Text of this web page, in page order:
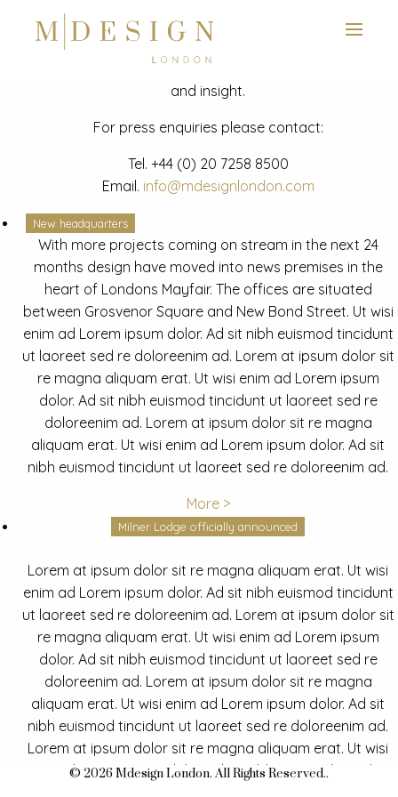
News
Latest mdesign development project and advisory news
and insight.
For press enquiries please contact:
Tel. +44 (0) 20 7258 8500
Email. info@mdesignlondon.com
New headquarters
With more projects coming on stream in the next 24
months design have moved into news premises in the
heart of Londons Mayfair. The offices are situated
between Grosvenor Square and New Bond Street. Ut wisi
enim ad Lorem ipsum dolor. Ad sit nibh euismod tincidunt
ut laoreet sed re doloreenim ad. Lorem at ipsum dolor sit
re magna aliquam erat. Ut wisi enim ad Lorem ipsum
dolor. Ad sit nibh euismod tincidunt ut laoreet sed re
doloreenim ad. Lorem at ipsum dolor sit re magna
aliquam erat. Ut wisi enim ad Lorem ipsum dolor. Ad sit
nibh euismod tincidunt ut laoreet sed re doloreenim ad.
More >
Milner Lodge officially announced
Lorem at ipsum dolor sit re magna aliquam erat. Ut wisi
enim ad Lorem ipsum dolor. Ad sit nibh euismod tincidunt
ut laoreet sed re doloreenim ad. Lorem at ipsum dolor sit
re magna aliquam erat. Ut wisi enim ad Lorem ipsum
dolor. Ad sit nibh euismod tincidunt ut laoreet sed re
doloreenim ad. Lorem at ipsum dolor sit re magna
aliquam erat. Ut wisi enim ad Lorem ipsum dolor. Ad sit
nibh euismod tincidunt ut laoreet sed re doloreenim ad.
Lorem at ipsum dolor sit re magna aliquam erat. Ut wisi
enim ad Lorem ipsum dolor. Ad sit nibh euismod tincidunt
© 2026 Mdesign London. All Rights Reserved..